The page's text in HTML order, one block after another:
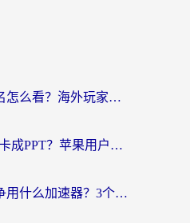
星战前夜加速器排名怎么看？海外玩家国服游戏畅玩终极指南（附欧洲玩跑跑我的起源解决方案）
海外玩使命召唤OL卡成PPT？苹果用户必看：使命召唤OL国外加速器下载苹果版指南
欧洲打漫威超级战争用什么加速器？3个海外游戏卡顿问题一次解决（附实测推荐）